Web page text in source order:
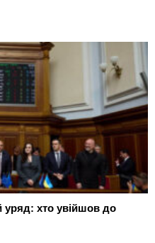
уряд: хто увійшов до